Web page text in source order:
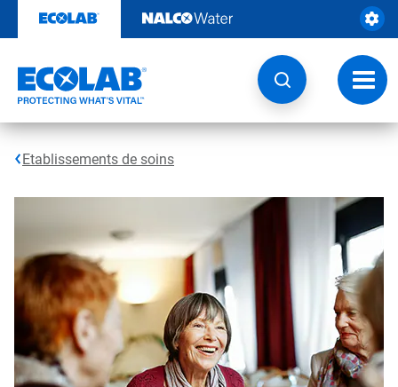
contenu
la
Etablissements de soins